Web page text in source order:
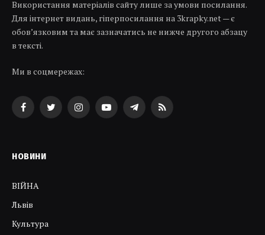
Використання матеріалів сайту лише за умови посилання.
Для інтернет видань, гіперпосилання на 3krapky.net — є
обов’язковим та має зазначатись не нижче другого абзацу
в тексті.
Ми в соцмережах:
FacebookTwitterInstagramYouTubeTelegramRSS
НОВИНИ
ВІЙНА
Львів
Культура